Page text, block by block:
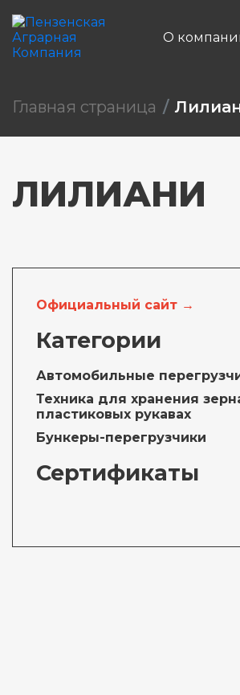
О
Главная страница
ЛИЛИАНИ
Официальный сайт →
Категории
Автомобильные
Техника для хранения
пластиковых рукавах
Бункеры-перегрузчики
Сертификаты